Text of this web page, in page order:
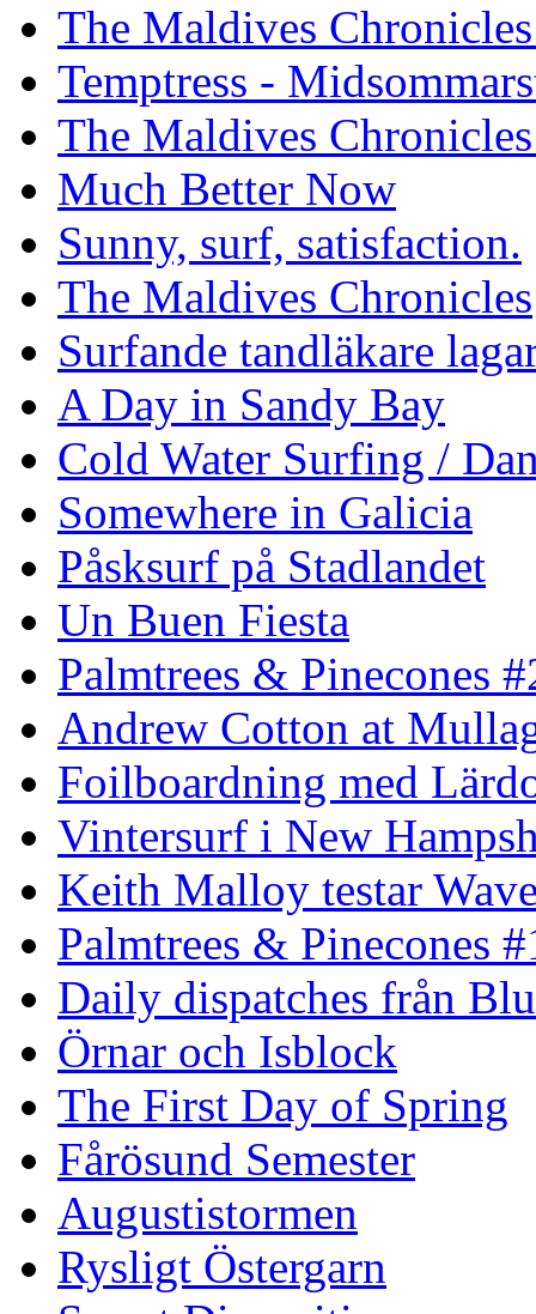
The Maldives
Temptress -
The Maldives
Much Better Now
Sunny, surf, satisfaction.
The Maldives Chronicles
Surfande tandläkare
A Day in Sandy Bay
Cold Water Surfing /
Somewhere in Galicia
Påsksurf på Stadlandet
Un Buen Fiesta
Palmtrees & Pinecones
Andrew Cotton at
Foilboardning med
Vintersurf i New
Keith Malloy testar
Palmtrees & Pinecones
Daily dispatches från
Örnar och Isblock
The First Day of Spring
Fårösund Semester
Augustistormen
Rysligt Östergarn